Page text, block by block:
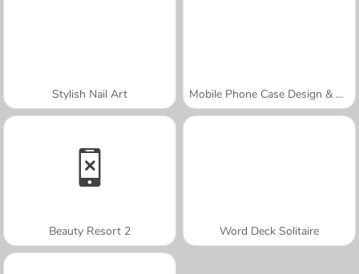
Stylish Nail Art Mobile Phone Case Design & DIY
Beauty Resort 2 Word Deck Solitaire